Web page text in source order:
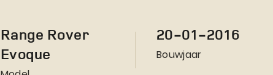
Range Rover
Evoque
20-01-2016
Bouwjaar